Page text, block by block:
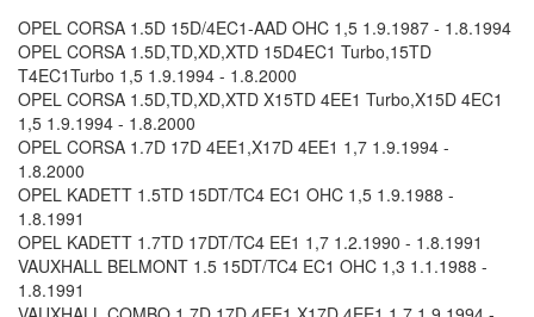
OPEL CORSA 1.5D 15D/4EC1-AAD OHC 1,5 1.9.1987 - 1.8.1994
OPEL CORSA 1.5D,TD,XD,XTD 15D4EC1 Turbo,15TD
T4EC1Turbo 1,5 1.9.1994 - 1.8.2000
OPEL CORSA 1.5D,TD,XD,XTD X15TD 4EE1 Turbo,X15D 4EC1
1,5 1.9.1994 - 1.8.2000
OPEL CORSA 1.7D 17D 4EE1,X17D 4EE1 1,7 1.9.1994 -
1.8.2000
OPEL KADETT 1.5TD 15DT/TC4 EC1 OHC 1,5 1.9.1988 -
1.8.1991
OPEL KADETT 1.7TD 17DT/TC4 EE1 1,7 1.2.1990 - 1.8.1991
VAUXHALL BELMONT 1.5 15DT/TC4 EC1 OHC 1,3 1.1.1988 -
1.8.1991